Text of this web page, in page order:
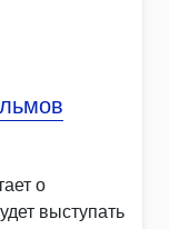
о
выступать